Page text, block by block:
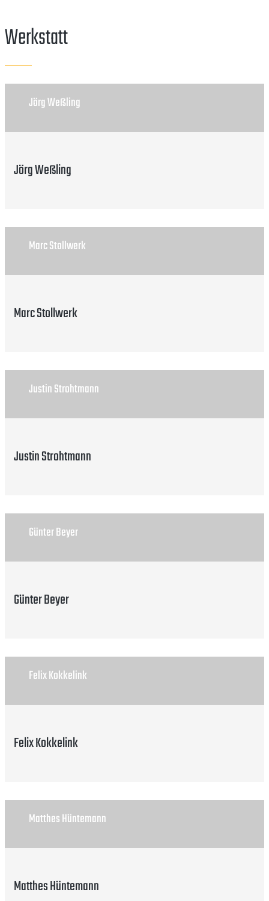
Werkstatt
Jörg Weßling
Jörg Weßling
Marc Stollwerk
Marc Stollwerk
Justin Strohtmann
Justin Strohtmann
Günter Beyer
Günter Beyer
Felix Kokkelink
Felix Kokkelink
Matthes Hüntemann
Matthes Hüntemann